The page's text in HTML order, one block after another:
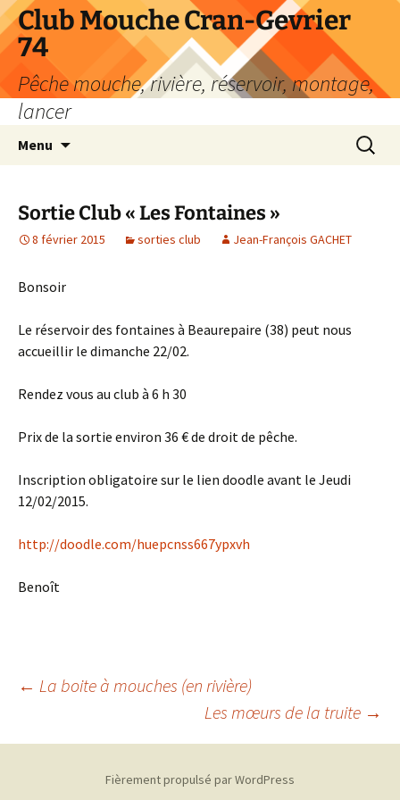
Aller
au
contenu
Club Mouche Cran-Gevrier
74
Pêche mouche, rivière, réservoir, montage,
lancer
Menu
Sortie Club « Les Fontaines »
8 février 2015 sorties club Jean-François GACHET
Bonsoir
Le réservoir des fontaines à Beaurepaire (38) peut nous
accueillir le dimanche 22/02.
Rendez vous au club à 6 h 30
Prix de la sortie environ 36 € de droit de pêche.
Inscription obligatoire sur le lien doodle avant le Jeudi
12/02/2015.
http://doodle.com/huepcnss667ypxvh
Benoît
Navigation
des
← La boite à mouches (en rivière)
Les mœurs de la truite →
Fièrement propulsé par WordPress